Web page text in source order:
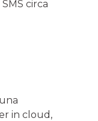
circa
in cloud,